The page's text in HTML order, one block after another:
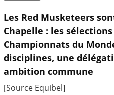
Les Red Musketeers
Chapelle : les
Championnats du
disciplines, une
ambition commune
[Source Equibel]